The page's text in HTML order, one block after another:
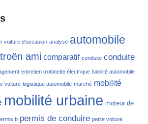
voiture d'occasion analyse automobile
ami comparatif conduite conduite
entretien trottinette électrique fiabilité automobile
voiture logistique automobile marché mobilité
mobilité urbaine moteur de
b permis de conduire petite voiture